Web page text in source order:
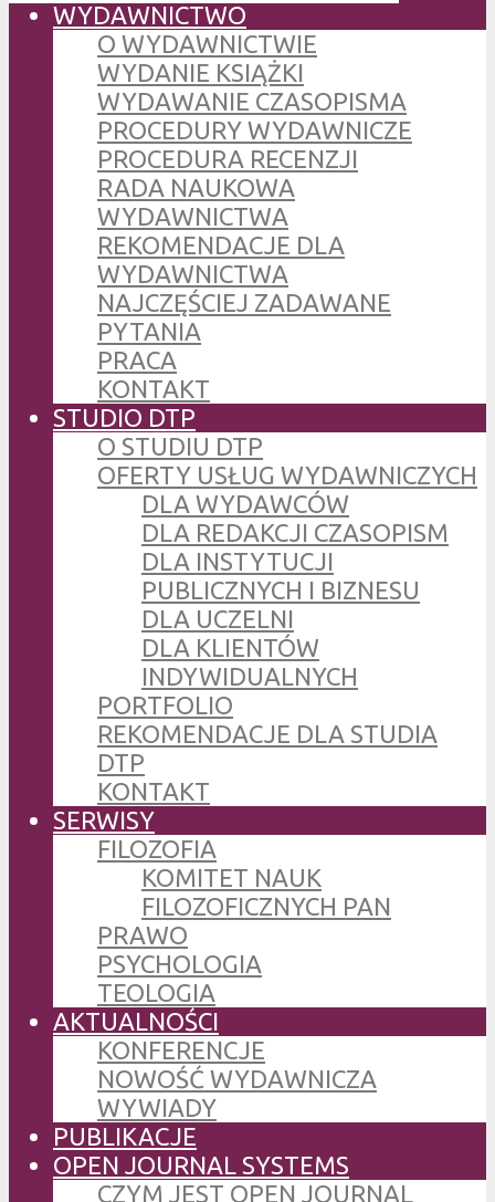
WYDAWNICTWO
O WYDAWNICTWIE
WYDANIE KSIĄŻKI
WYDAWANIE CZASOPISMA
PROCEDURY WYDAWNICZE
PROCEDURA RECENZJI
RADA NAUKOWA
WYDAWNICTWA
REKOMENDACJE DLA
WYDAWNICTWA
NAJCZĘŚCIEJ ZADAWANE
PYTANIA
PRACA
KONTAKT
STUDIO DTP
O STUDIU DTP
OFERTY USŁUG WYDAWNICZYCH
DLA WYDAWCÓW
DLA REDAKCJI CZASOPISM
DLA INSTYTUCJI
PUBLICZNYCH I BIZNESU
DLA UCZELNI
DLA KLIENTÓW
INDYWIDUALNYCH
PORTFOLIO
REKOMENDACJE DLA STUDIA
DTP
KONTAKT
SERWISY
FILOZOFIA
KOMITET NAUK
FILOZOFICZNYCH PAN
PRAWO
PSYCHOLOGIA
TEOLOGIA
AKTUALNOŚCI
KONFERENCJE
NOWOŚĆ WYDAWNICZA
WYWIADY
PUBLIKACJE
OPEN JOURNAL SYSTEMS
CZYM JEST OPEN JOURNAL